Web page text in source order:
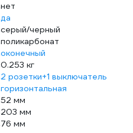
нет
да
серый/черный
поликарбонат
оконечный
0.253 кг
2 розетки+1 выключатель
горизонтальная
52 мм
203 мм
76 мм